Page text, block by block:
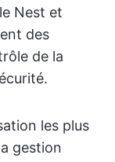
Nest et
des
de la
les plus
gestion